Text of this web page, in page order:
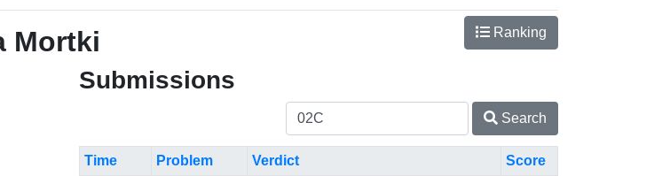
Mortki Ranking
Submissions
Search
Time Problem Verdict
Score